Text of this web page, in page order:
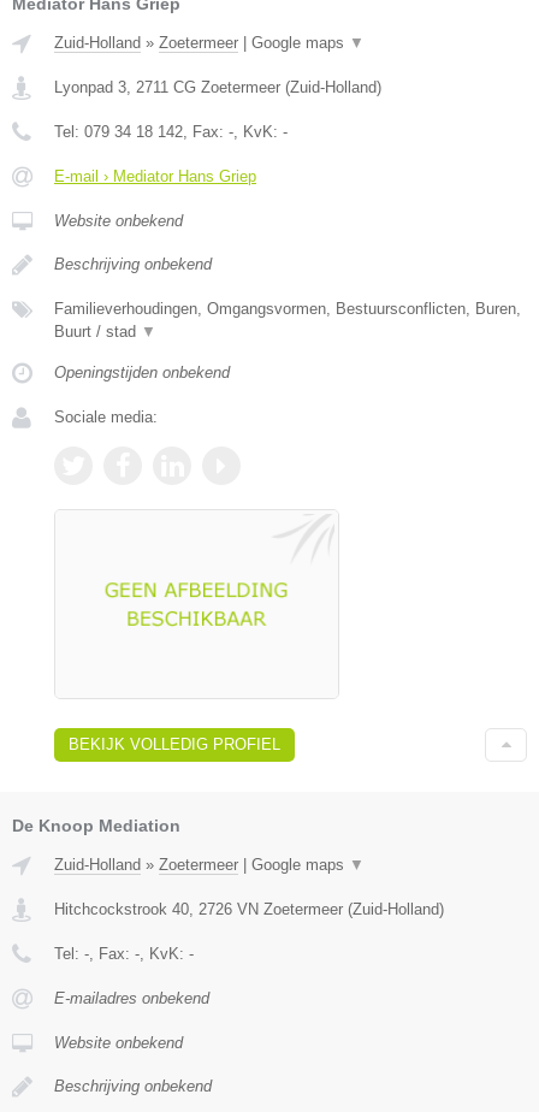
Zuid-Holland » Zoetermeer | Google maps ▼
Lyonpad 3 2711 CG Zoetermeer (Zuid-Holland)
Tel: 079 34 18 142 , Fax: - , KvK: -
E-mail › Mediator Hans Griep
Website onbekend
Beschrijving onbekend
Familieverhoudingen, Omgangsvormen, Bestuursconflicten, Buren,
Buurt / stad ▼
Openingstijden onbekend
Sociale media:
BEKIJK VOLLEDIG PROFIEL
De Knoop Mediation
Zuid-Holland » Zoetermeer Google maps ▼
Hitchcockstrook 40, 2726 VN Zoetermeer (Zuid-Holland)
Tel: -, Fax: -, KvK: -
E-mailadres onbekend
Website onbekend
Beschrijving onbekend